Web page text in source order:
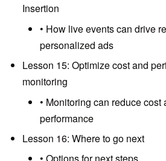
Insertion
• How live events can drive
personalized ads
Lesson 15: Optimize cost and
monitoring
• Monitoring can reduce cost
performance
Lesson 16: Where to go next